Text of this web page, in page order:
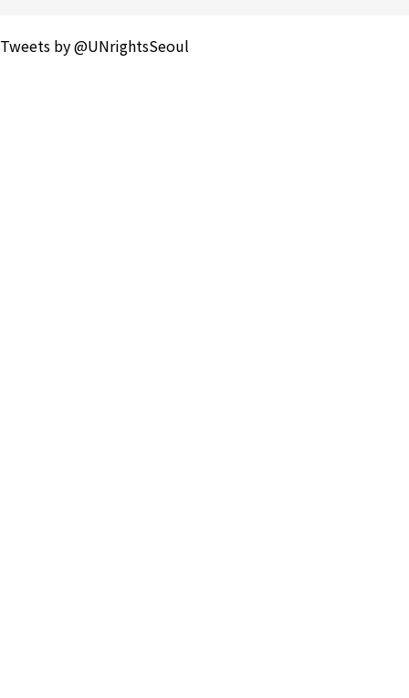
Tweets by @UNrightsSeoul